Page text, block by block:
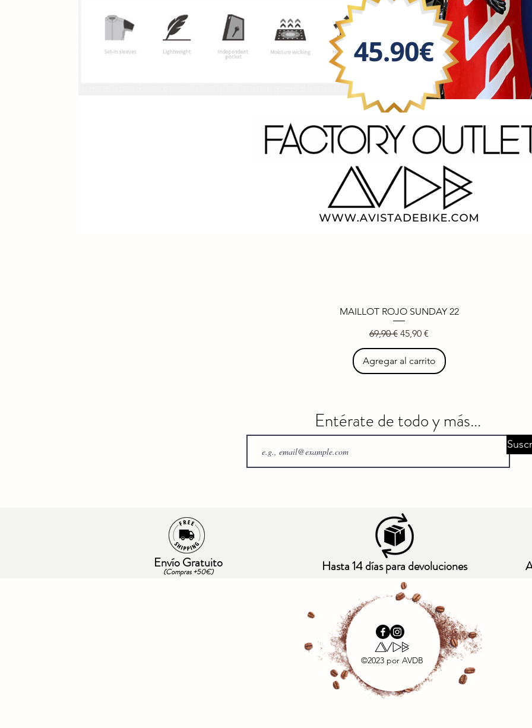
Vista rápida
MAILLOT ROJO SUNDAY 22
Precio
69,90 € Precio de oferta
45,90 €
Agregar al carrito
Entérate de todo y más...
Envío Gratuito
(Compras +50€) Hasta 14 días para devoluciones
©2023 por AVDB